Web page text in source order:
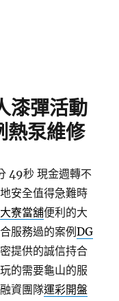
漆彈活動
熱泵維修
49秒 現金週轉不
安全值得急難時
大寮當舖便利的大
服務過的案例DG
提供的誠信持合
的需要龜山的服
資團隊運彩開盤